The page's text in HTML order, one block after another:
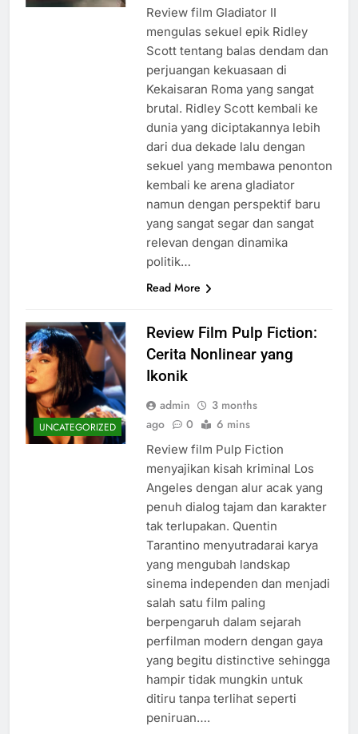
Review film Gladiator II
mengulas sekuel epik Ridley
Scott tentang balas dendam dan
perjuangan kekuasaan di
Kekaisaran Roma yang sangat
brutal. Ridley Scott kembali ke
dunia yang diciptakannya lebih
dari dua dekade lalu dengan
sekuel yang membawa penonton
kembali ke arena gladiator
namun dengan perspektif baru
yang sangat segar dan sangat
relevan dengan dinamika
politik…
Read More
UNCATEGORIZED
Review Film Pulp Fiction:
Cerita Nonlinear yang
Ikonik
admin
3 months
ago
0 6 mins
Review film Pulp Fiction
menyajikan kisah kriminal Los
Angeles dengan alur acak yang
penuh dialog tajam dan karakter
tak terlupakan. Quentin
Tarantino menyutradarai karya
yang mengubah landskap
sinema independen dan menjadi
salah satu film paling
berpengaruh dalam sejarah
perfilman modern dengan gaya
yang begitu distinctive sehingga
hampir tidak mungkin untuk
ditiru tanpa terlihat seperti
peniruan….